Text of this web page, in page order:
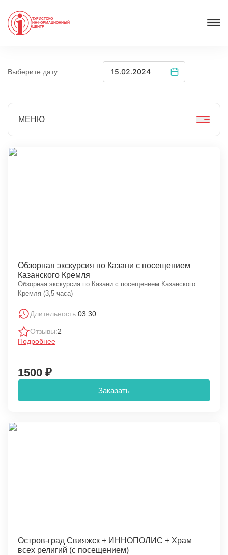
ТУРИСТСКО
ИНФОРМАЦИОННЫЙ
ЦЕНТР
Выберите дату
МЕНЮ
Обзорная экскурсия по Казани с посещением
Казанского Кремля
Обзорная экскурсия по Казани с посещением Казанского
Кремля (3,5 часа)
Длительность:03:30
Отзывы:2
Подробнее
1500 ₽
Заказать
Остров-град Свияжск + ИННОПОЛИС + Храм
всех религий (с посещением)